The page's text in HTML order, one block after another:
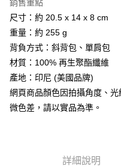
【關於「AFTEE先享後付」】
AFTEE先享後付是「在收到商品
１．簡單：不需註冊會員、不需
２．便利：只要手機號碼，簡訊
３．安心：先確認商品／服務後，
【「AFTEE先享後付」結帳流程】
１．於結帳方式選擇「AFTEE先
２．訂單成立數日內，您將收到
購買商品的店家。未經商家同意
後付繳納相關費用。
ATM付款
貨到付款
運送方式
全家取貨付款
每筆NT$60，滿NT$499(含
銷售重點
尺寸：約 20.5 x 14 x 8 cm
重量：約 255 g
背負方式：斜背包、單肩包
材質：100% 再生聚酯纖維
產地：印尼 (美國品牌)
網頁商品顏色因拍攝角度、
微色差，請以實品為準。
詳細說明